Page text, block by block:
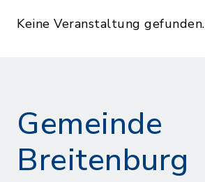
Keine Veranstaltung gefunden.
Gemeinde
Breitenburg